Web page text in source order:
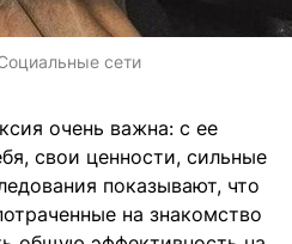
сети
очень важна: с ее
свои ценности, сильные
показывают, что
на знакомство